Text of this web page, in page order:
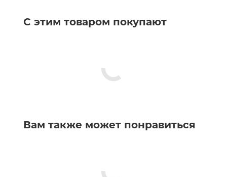
С этим товаром покупают
Вам также может понравиться